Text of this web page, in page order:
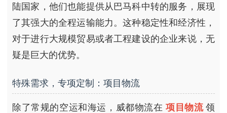
陆国家，他们也能提供从巴马科中转的服务，展现
了其强大的全程运输能力。这种稳定性和经济性，
对于进行大规模贸易或者工程建设的企业来说，无
疑是巨大的优势。
特殊需求，专项定制：项目物流
除了常规的空运和海运，威都物流在项目物流领